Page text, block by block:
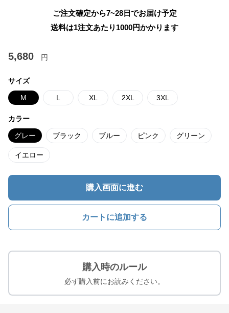
ご注文確定から7~28日でお届け予定
送料は1注文あたり 1000円かかります
5,680 円
サイズ
M L XL 2XL 3XL
カラー
グレー ブラック ブルー ピンク グリーン
イエロー
購入画面に進む
カートに追加する
購入時のルール
必ず購入前にお読みください。